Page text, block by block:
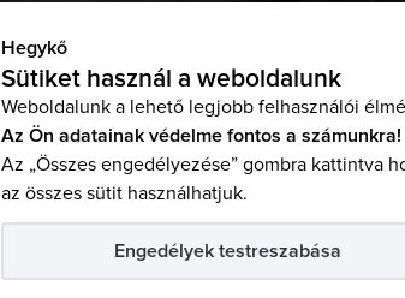
Hegykő
Sütiket használ a weboldalunk
Weboldalunk a lehető legjobb felhasználói
Az Ön adatainak védelme fontos a számunkra!
Az „Összes engedélyezése” gombra kattintva
az összes sütit használhatjuk.
Engedélyek testreszabása